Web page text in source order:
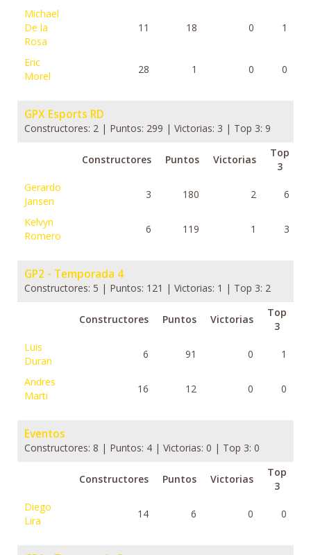
Michael
De la
Rosa
11 18 0 1
Eric
Morel
28 1 0 0
GPX Esports RD
Constructores: 2 | Puntos: 299 | Victorias: 3 | Top 3: 9
Constructores Puntos Victorias
Top
3
Gerardo
Jansen
3 180 2 6
Kelvyn
Romero
6 119 1 3
GP2 - Temporada 4
Constructores: 5 | Puntos: 121 | Victorias: 1 | Top 3: 2
Constructores Puntos Victorias
Top
3
Luis
Duran
6 91 0 1
Andres
Marti
16 12 0 0
Eventos
Constructores: 8 | Puntos: 4 | Victorias: 0 | Top 3: 0
Constructores Puntos Victorias
Top
3
Diego
Lira
14 6 0 0